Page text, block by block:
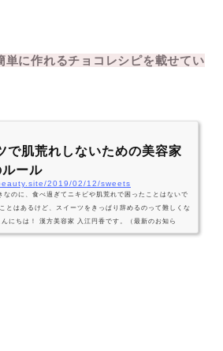
単に作れるチョコレシピを載せてい
で肌荒れしないための美容家
ール
2019/02/12/sweets
なのに、食べ過ぎてニキビや肌荒れで困ったことはないで
とはあるけど、スイーツをきっぱり辞めるのって難しくな
にちは！ 漢方美容家 入江円香です。（最新のお知ら
グは美味しくスイーツを食べながらも、肌に影響させない